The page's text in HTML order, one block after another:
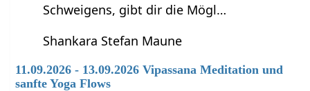
Schweigens, gibt dir die Mögl…
Shankara Stefan Maune
11.09.2026 - 13.09.2026 Vipassana Meditation und
sanfte Yoga Flows